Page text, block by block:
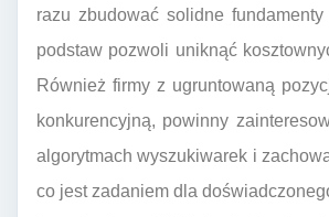
razu zbudować solidne
podstaw pozwoli uniknąć
Również firmy z ugruntowaną
konkurencyjną, powinny
algorytmach wyszukiwarek i
co jest zadaniem dla